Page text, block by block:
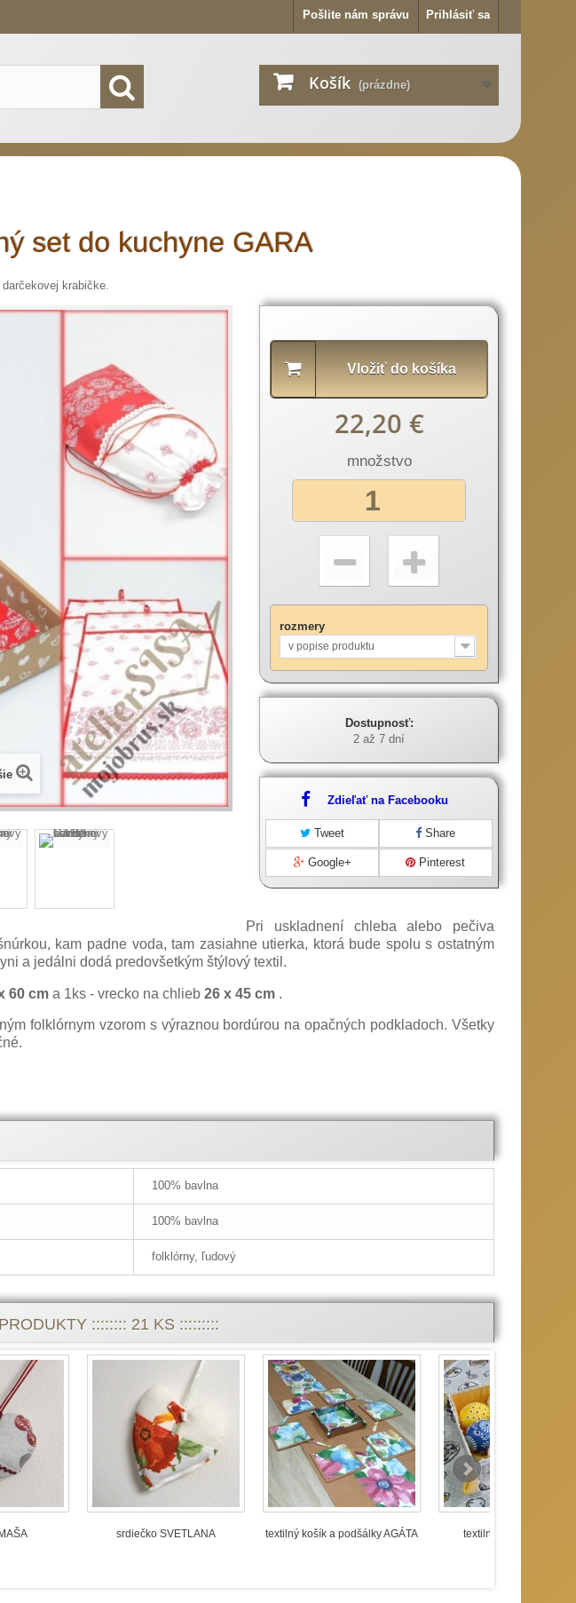
Prihlásiť sa
Pošlite nám správu
Košík (prázdne)
set do kuchyne GARA
krabičke.
Vložiť do košíka
22,20 €
množstvo
rozmery
v popise produktu
Dostupnosť:
2 až 7 dní
Zdieľať na Facebooku
Tweet Share
Google+ Pinterest
produktu
Pri uskladnení chleba alebo pečiva
kam padne voda, tam zasiahne utierka, ktorá bude spolu s ostatným
a jedálni dodá predovšetkým štýlový textil.
60 cm a 1ks - vrecko na chlieb 26 x 45 cm .
folklórnym vzorom s výraznou bordúrou na opačných podkladoch. Všetky
100% bavlna
100% bavlna
folklórny, ľudový
:::::::: 21 KS :::::::::
srdiečko SVETLANA textilný košík a podšálky AGÁTA textilný košíček PAVLA